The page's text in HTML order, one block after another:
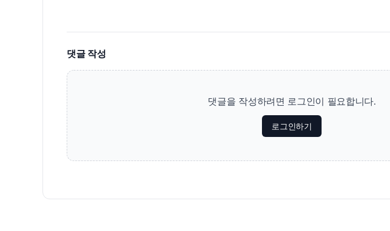
댓글 작성
댓글을 작성하려면 로그인이 필요합니다.
로그인하기